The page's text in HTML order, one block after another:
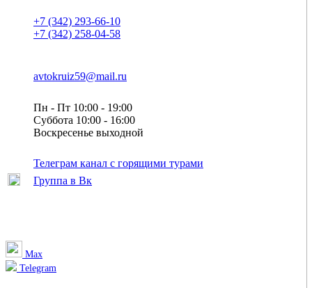
+7 (342) 293-66-10
+7 (342) 258-04-58
avtokruiz59@mail.ru
Пн - Пт 10:00 - 19:00
Суббота 10:00 - 16:00
Воскресенье выходной
Телеграм канал с горящими турами
Группа в Вк
Max
Telegram